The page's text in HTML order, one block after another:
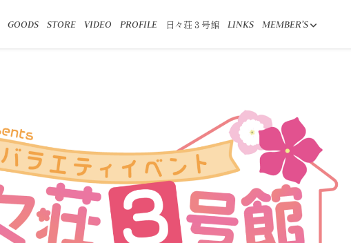
GOODS STORE VIDEO PROFILE 日々荘３号館 LINKS MEMBER’S